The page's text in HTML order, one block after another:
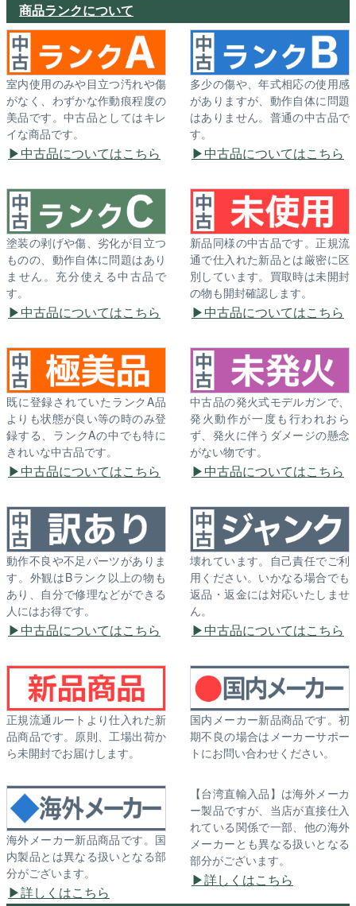
商品ランクについて
室内使用のみや目立つ汚れや傷
がなく、わずかな作動痕程度の
美品です。中古品としてはキレ
イな商品です。
中古品についてはこちら
多少の傷や、年式相応の使用感
がありますが、動作自体に問題
はありません。普通の中古品で
す。
中古品についてはこちら
塗装の剥げや傷、劣化が目立つ
ものの、動作自体に問題はあり
ません。充分使える中古品で
す。
中古品についてはこちら
新品同様の中古品です。正規流
通で仕入れた新品とは厳密に区
別しています。買取時は未開封
の物も開封確認します。
中古品についてはこちら
既に登録されていたランクA品
よりも状態が良い等の時のみ登
録する、ランクAの中でも特に
きれいな中古品です。
中古品についてはこちら
中古品の発火式モデルガンで、
発火動作が一度も行われおら
ず、発火に伴うダメージの懸念
がない物です。
中古品についてはこちら
動作不良や不足パーツがありま
す。外観はBランク以上の物も
あり、自分で修理などができる
人にはお得です。
中古品についてはこちら
壊れています。自己責任でご利
用ください。いかなる場合でも
返品・返金には対応いたしませ
ん。
中古品についてはこちら
正規流通ルートより仕入れた新
品商品です。原則、工場出荷か
ら未開封でお届けします。
国内メーカー新品商品です。初
期不良の場合はメーカーサポー
トにお問い合わせください。
海外メーカー新品商品です。国
内製品とは異なる扱いとなる部
分がございます。
詳しくはこちら
【台湾直輸入品】は海外メーカ
ー製品ですが、当店が直接仕入
れている関係で一部、他の海外
メーカーとも異なる扱いとなる
部分がございます。
詳しくはこちら